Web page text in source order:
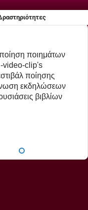
ποιημάτων
-video-clip's
ποίησης
εκδηλώσεων
βιβλίων